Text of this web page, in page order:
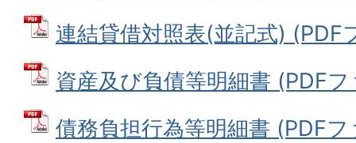
連結貸借対照表(並記式) (PDF
資産及び負債等明細書 (PDF
債務負担行為等明細書 (PDF